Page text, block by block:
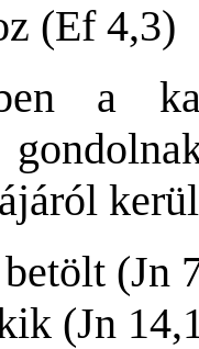
(Ef 4,3)
a
(Jn
(Jn